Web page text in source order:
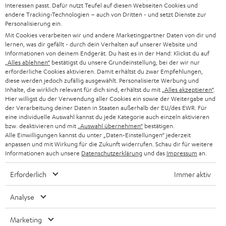
d
u
n
g
SOUNDBAR
HIFI-LAUTSPRECHER
SMART HOME
BLUETOOTH-LAUTSPRECHER
KOPFHÖRER
BLUETOOTH-KOPFHÖRER
STEREOANLAGEN
KARRIERE
PRESSE & MARKETING
GESCHÄFTSKUNDEN
PARTNERPROGRAMM
BLOG
NEWSLETTER
STORES
DEINE VORTEILE BEI TEUFEL
TEUFEL STORY
UNSER MANAGEMENT
Teufel Onlineshops
DEUTSCHLAND
ÖSTERREICH
SCHWEIZ
NIEDERLANDE
BELGIEN
FRANKREICH
SPANIEN
Interessen passt. Dafür nutzt Teufel auf diesen Webseiten Cookies und
andere Tracking-Technologien – auch von Dritten - und setzt Dienste zur
Personalisierung ein.
Mit Cookies verarbeiten wir und andere Marketingpartner Daten von dir und
lernen, was dir gefällt - durch dein Verhalten auf unserer Website und
Informationen von deinem Endgerät. Du hast es in der Hand: Klickst du auf
„Alles ablehnen“ bestätigst du unsere Grundeinstellung, bei der wir nur
erforderliche Cookies aktivieren. Damit erhältst du zwar Empfehlungen,
diese werden jedoch zufällig ausgewählt. Personalisierte Werbung und
Inhalte, die wirklich relevant für dich sind, erhältst du mit „Alles akzeptieren“.
Hier willigst du der Verwendung aller Cookies ein sowie der Weitergabe und
der Verarbeitung deiner Daten in Staaten außerhalb der EU/des EWR. Für
eine individuelle Auswahl kannst du jede Kategorie auch einzeln aktivieren
bzw. deaktivieren und mit „Auswahl übernehmen“ bestätigen.
Alle Einwilligungen kannst du unter „Daten-Einstellungen“ jederzeit
anpassen und mit Wirkung für die Zukunft widerrufen. Schau dir für weitere
Informationen auch unsere Datenschutzerklärung und das Impressum an.
Erforderlich Immer aktiv
Analyse
Marketing